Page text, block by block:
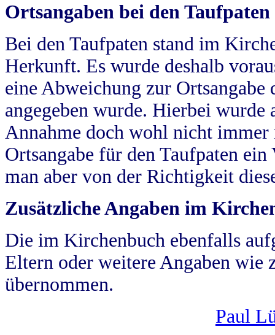
Ortsangaben bei den Taufpaten
Bei den Taufpaten stand im
Herkunft. Es wurde deshalb
eine Abweichung zur
angegeben wurde. Hierbei wurde
Annahme doch wohl nicht
Ortsangabe für den Taufpaten
man aber von der Richtigkeit
Zusätzliche Angaben im
Die im Kirchenbuch ebenfalls
Eltern oder weitere Angaben wie
übernommen.
Paul